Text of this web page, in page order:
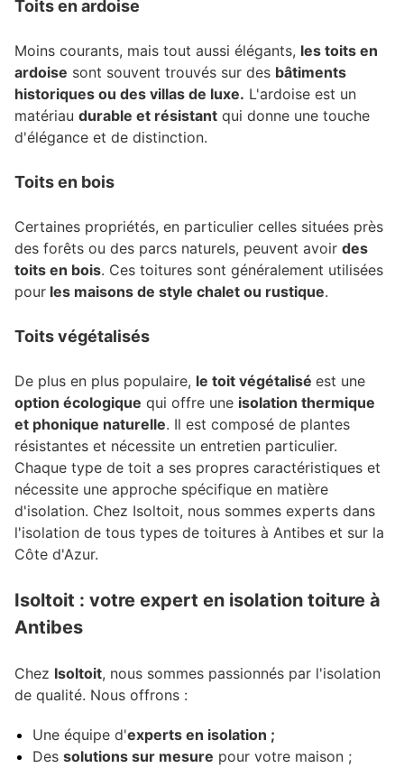
Toits en ardoise
Moins courants, mais tout aussi élégants, les toits en
ardoise sont souvent trouvés sur des bâtiments
historiques ou des villas de luxe. L'ardoise est un
matériau durable et résistant qui donne une touche
d'élégance et de distinction.
Toits en bois
Certaines propriétés, en particulier celles situées près
des forêts ou des parcs naturels, peuvent avoir des
toits en bois. Ces toitures sont généralement utilisées
pour les maisons de style chalet ou rustique.
Toits végétalisés
De plus en plus populaire, le toit végétalisé est une
option écologique qui offre une isolation thermique
et phonique naturelle. Il est composé de plantes
résistantes et nécessite un entretien particulier.
Chaque type de toit a ses propres caractéristiques et
nécessite une approche spécifique en matière
d'isolation. Chez Isoltoit, nous sommes experts dans
l'isolation de tous types de toitures à Antibes et sur la
Côte d'Azur.
Isoltoit : votre expert en isolation toiture à
Antibes
Chez Isoltoit, nous sommes passionnés par l'isolation
de qualité. Nous offrons :
Une équipe d'experts en isolation ;
Des solutions sur mesure pour votre maison ;